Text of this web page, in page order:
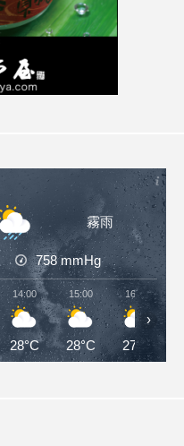
霧雨
758mmHg
14:00
28°C
15:00
28°C
16:00
27°C
›